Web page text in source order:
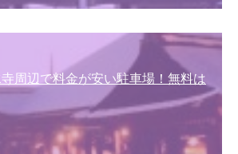
周辺で料金が安い駐車場！無料は